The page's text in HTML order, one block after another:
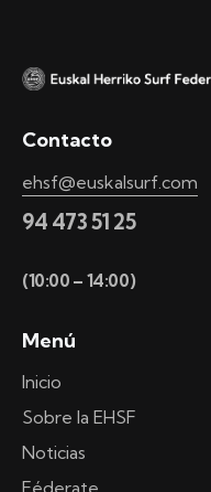
Contacto
ehsf@euskalsurf.com
94 473 51 25
(10:00 – 14:00)
Menú
Inicio
Sobre la EHSF
Noticias